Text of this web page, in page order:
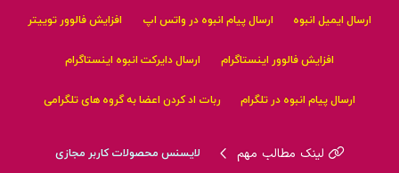
ارسال ایمیل انبوه ارسال پیام انبوه در واتس اپ افزایش فالوور توییتر
افزایش فالوور اینستاگرام ارسال دایرکت انبوه اینستاگرام
ارسال پیام انبوه در تلگرام ربات اد کردن اعضا به گروه های تلگرامی
لینک مطالب مهم لایسنس محصولات کاربر مجازی